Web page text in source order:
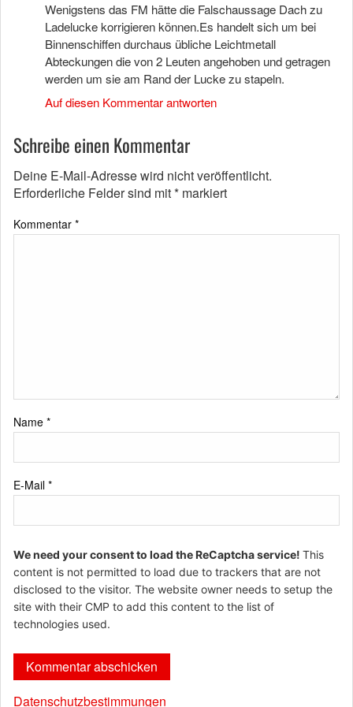
Wenigstens das FM hätte die Falschaussage Dach zu
Ladelucke korrigieren können.Es handelt sich um bei
Binnenschiffen durchaus übliche Leichtmetall
Abteckungen die von 2 Leuten angehoben und getragen
werden um sie am Rand der Lucke zu stapeln.
Auf diesen Kommentar antworten
Schreibe einen Kommentar
Deine E-Mail-Adresse wird nicht veröffentlicht.
Erforderliche Felder sind mit* markiert
Kommentar *
Name *
E-Mail *
We need your consent to load the ReCaptcha service! This
content is not permitted to load due to trackers that are not
disclosed to the visitor. The website owner needs to setup the
site with their CMP to add this content to the list of
technologies used.
Datenschutzbestimmungen